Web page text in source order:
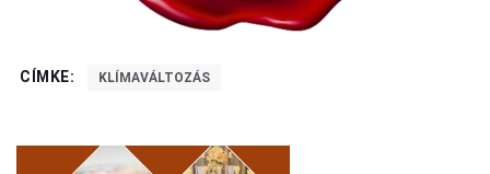
CÍMKE: KLÍMAVÁLTOZÁS